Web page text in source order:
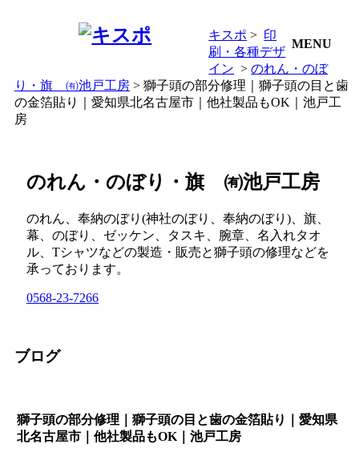
MENU
キスポ > 印
刷・各種デザ
イン >のれん・のぼ
り・旗 ㈲池戸工房 > 獅子頭の部分修理｜獅子頭の目と歯
の金箔貼り｜愛知県北名古屋市｜他社製品もOK｜池戸工
房
のれん・のぼり・旗 ㈲池戸工房
のれん、奉納のぼり(神社のぼり、奉納のぼり)、旗、
幕、のぼり、ゼッケン、タスキ、腕章、名入れタオ
ル、Tシャツなどの製造・販売と獅子頭の修理などを
承っております。
0568-23-7266
ブログ
獅子頭の部分修理｜獅子頭の目と歯の金箔貼り｜愛知県
北名古屋市｜他社製品もOK｜池戸工房